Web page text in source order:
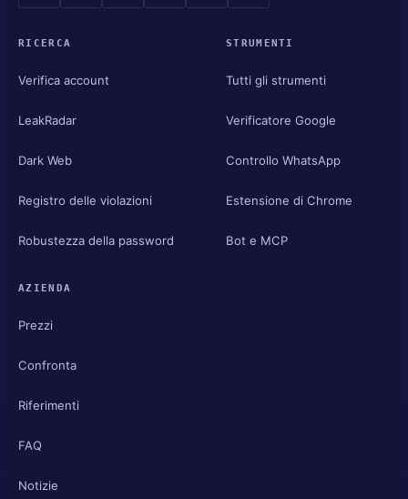
RICERCA
Verifica account
LeakRadar
Dark Web
Registro delle violazioni
Robustezza della password
STRUMENTI
Tutti gli strumenti
Verificatore Google
Controllo WhatsApp
Estensione di Chrome
Bot e MCP
AZIENDA
Prezzi
Confronta
Riferimenti
FAQ
Notizie